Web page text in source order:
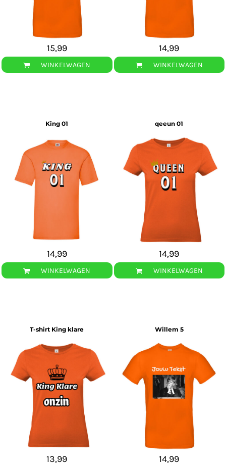
15,99
WINKELWAGEN
14,99
WINKELWAGEN
King 01
14,99
WINKELWAGEN
qeeun 01
14,99
WINKELWAGEN
T-shirt King klare
13,99
Willem 5
14,99